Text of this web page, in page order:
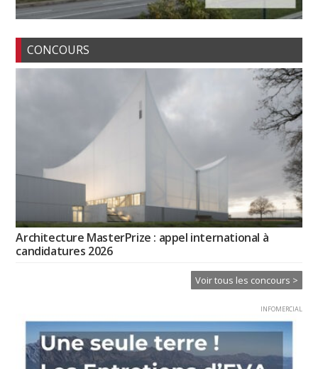
CONCOURS
Architecture MasterPrize : appel international à
candidatures 2026
Voir tous les concours >
INFOMERCIAL